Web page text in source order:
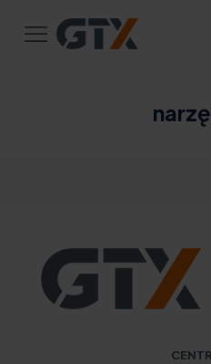
Jak naostrzyć łańcuch do